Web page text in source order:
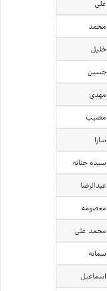
على
محمد
خلیل
حسین
مهدی
مصیب
سارا
سیده حنانه
عبدالرضا
معصومه
محمد علی
سمانه
اسماعیل